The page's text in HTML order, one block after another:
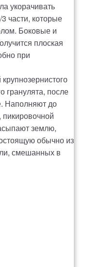
укорачивать
части, которые
Боковые и
плоская
при
гранулята, после
Наполняют до
землю,
обычно из
смешанных в